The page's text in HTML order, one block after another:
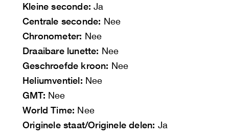
Kleine seconde: Ja
Centrale seconde: Nee
Chronometer: Nee
Draaibare lunette: Nee
Geschroefde kroon: Nee
Heliumventiel: Nee
GMT: Nee
World Time: Nee
Originele staat/Originele delen: Ja